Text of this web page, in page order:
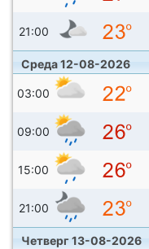
21:00
Среда 12-08-2026
03:00
09:00
15:00
21:00
Четверг 13-08-2026